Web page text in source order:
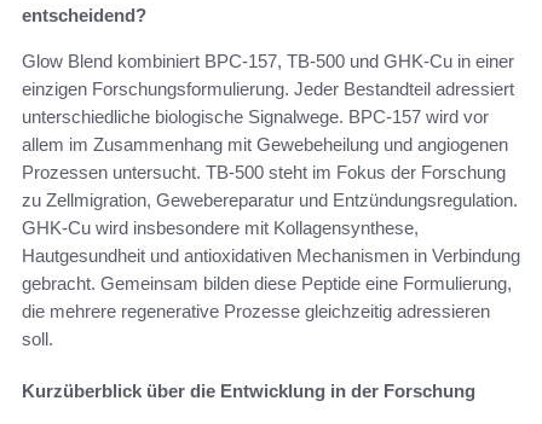
entscheidend?
Glow Blend kombiniert BPC-157, TB-500 und GHK-Cu in einer
einzigen Forschungsformulierung. Jeder Bestandteil adressiert
unterschiedliche biologische Signalwege. BPC-157 wird vor
allem im Zusammenhang mit Gewebeheilung und angiogenen
Prozessen untersucht. TB-500 steht im Fokus der Forschung
zu Zellmigration, Gewebereparatur und Entzündungsregulation.
GHK-Cu wird insbesondere mit Kollagensynthese,
Hautgesundheit und antioxidativen Mechanismen in Verbindung
gebracht. Gemeinsam bilden diese Peptide eine Formulierung,
die mehrere regenerative Prozesse gleichzeitig adressieren
soll.
Kurzüberblick über die Entwicklung in der Forschung